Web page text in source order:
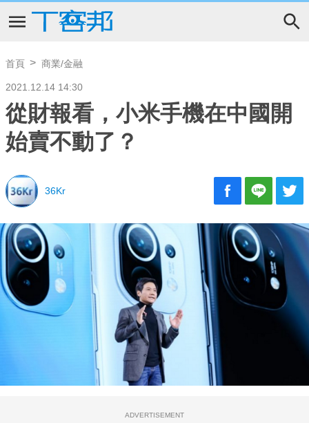
首頁 商業/金融
2021.12.14 14:30
從財報看，小米手機在中國開
始賣不動了？
36Kr
ADVERTISEMENT